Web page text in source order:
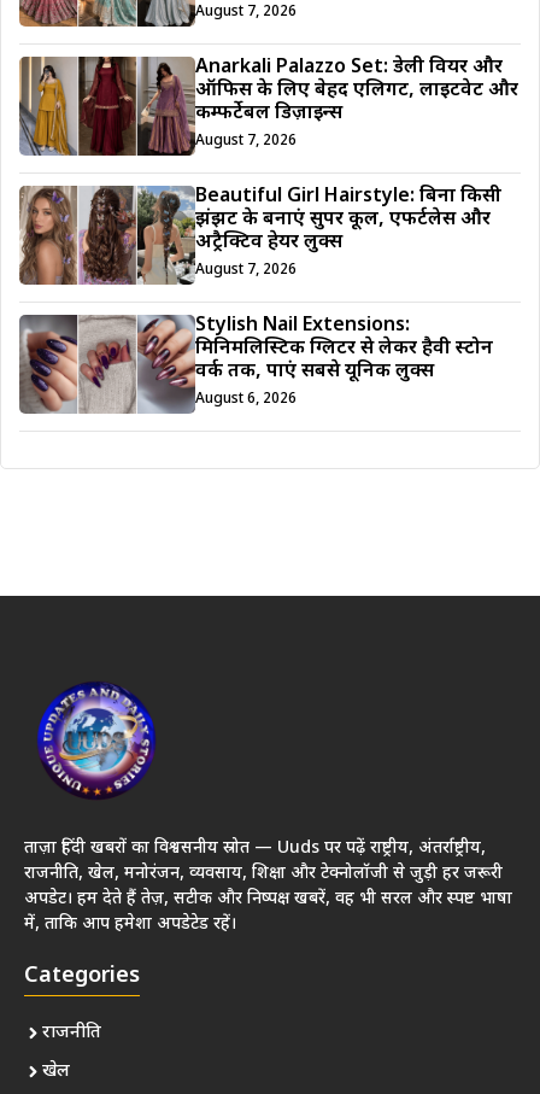
August 7, 2026
Anarkali Palazzo Set: डेली वियर और
ऑफिस के लिए बेहद एलिगेंट, लाइटवेट और
कम्फर्टेबल डिज़ाइन्स
August 7, 2026
Beautiful Girl Hairstyle: बिना किसी
झंझट के बनाएं सुपर कूल, एफर्टलेस और
अट्रैक्टिव हेयर लुक्स
August 7, 2026
Stylish Nail Extensions:
मिनिमलिस्टिक ग्लिटर से लेकर हैवी स्टोन
वर्क तक, पाएं सबसे यूनिक लुक्स
August 6, 2026
ताज़ा हिंदी खबरों का विश्वसनीय स्रोत — Uuds पर पढ़ें राष्ट्रीय, अंतर्राष्ट्रीय,
राजनीति, खेल, मनोरंजन, व्यवसाय, शिक्षा और टेक्नोलॉजी से जुड़ी हर जरूरी
अपडेट। हम देते हैं तेज़, सटीक और निष्पक्ष खबरें, वह भी सरल और स्पष्ट भाषा
में, ताकि आप हमेशा अपडेटेड रहें।
Categories
राजनीति
खेल